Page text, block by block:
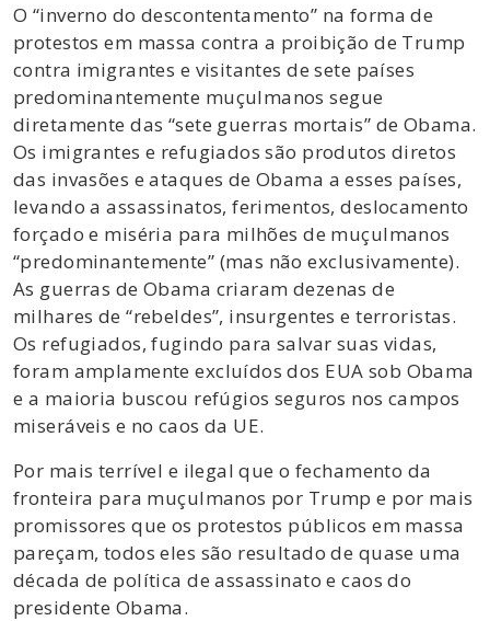
O “inverno do descontentamento” na forma de
protestos em massa contra a proibição de Trump
contra imigrantes e visitantes de sete países
predominantemente muçulmanos segue
diretamente das “sete guerras mortais” de Obama.
Os imigrantes e refugiados são produtos diretos
das invasões e ataques de Obama a esses países,
levando a assassinatos, ferimentos, deslocamento
forçado e miséria para milhões de muçulmanos
“predominantemente” (mas não exclusivamente).
As guerras de Obama criaram dezenas de
milhares de “rebeldes”, insurgentes e terroristas.
Os refugiados, fugindo para salvar suas vidas,
foram amplamente excluídos dos EUA sob Obama
e a maioria buscou refúgios seguros nos campos
miseráveis ​​e no caos da UE.
Por mais terrível e ilegal que o fechamento da
fronteira para muçulmanos por Trump e por mais
promissores que os protestos públicos em massa
pareçam, todos eles são resultado de quase uma
década de política de assassinato e caos do
presidente Obama.